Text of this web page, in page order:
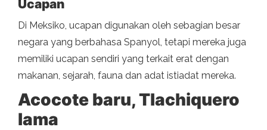
Ucapan
Di Meksiko, ucapan digunakan oleh sebagian besar
negara yang berbahasa Spanyol, tetapi mereka juga
memiliki ucapan sendiri yang terkait erat dengan
makanan, sejarah, fauna dan adat istiadat mereka.
Acocote baru, Tlachiquero
lama